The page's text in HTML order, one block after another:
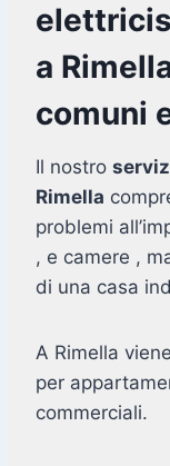
a
comuni
Il nostro
Rimella
problemi
, e camere ,
di una casa
A Rimella
per
commerciali.